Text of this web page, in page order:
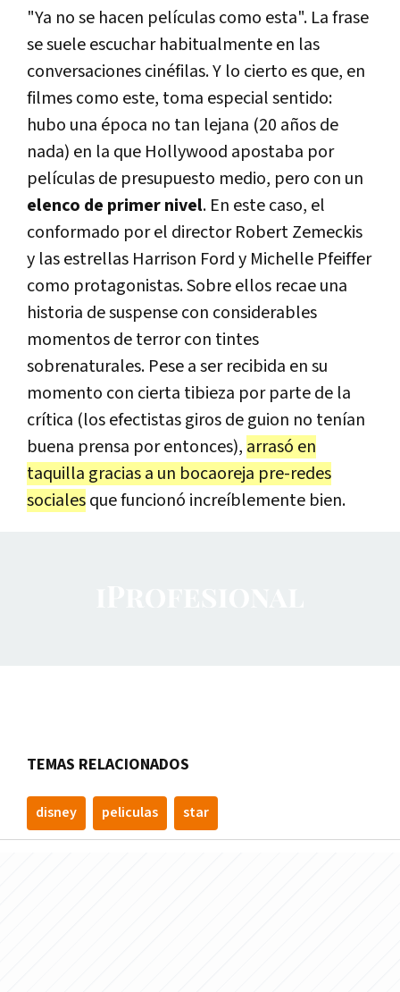
"Ya no se hacen películas como esta". La frase
se suele escuchar habitualmente en las
conversaciones cinéfilas. Y lo cierto es que, en
filmes como este, toma especial sentido:
hubo una época no tan lejana (20 años de
nada) en la que Hollywood apostaba por
películas de presupuesto medio, pero con un
elenco de primer nivel. En este caso, el
conformado por el director Robert Zemeckis
y las estrellas Harrison Ford y Michelle Pfeiffer
como protagonistas. Sobre ellos recae una
historia de suspense con considerables
momentos de terror con tintes
sobrenaturales. Pese a ser recibida en su
momento con cierta tibieza por parte de la
crítica (los efectistas giros de guion no tenían
buena prensa por entonces), arrasó en
taquilla gracias a un bocaoreja pre-redes
socialesque funcionó increíblemente bien.
TEMAS RELACIONADOS
disney peliculas star